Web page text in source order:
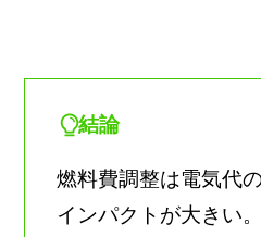
結論
燃料費調整は電気代
インパクトが大きい